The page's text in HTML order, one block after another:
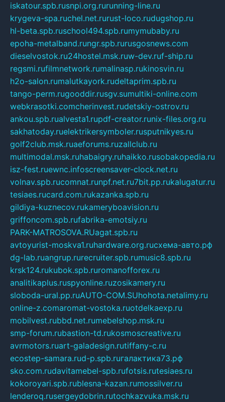
iskatour.spb.rusnpi.org.rurunning-line.ru
krygeva-spa.ruchel.net.rurust-loco.rudugshop.ru
hl-beta.spb.ruschool494.spb.rumymubaby.ru
epoha-metalband.rungr.spb.rurusgosnews.com
dieselvostok.ru24hostel.msk.ruw-dev.ruf-ship.ru
regsmi.rufilmnetwork.rumalinasp.rukinosvin.ru
h2o-salon.rumalutkayork.rudeltaprim.spb.ru
tango-perm.rugooddir.rusgv.sumultiki-online.com
webkrasotki.comcherinvest.rudetskiy-ostrov.ru
ankou.spb.rualvesta1.rupdf-creator.runix-files.org.ru
sakhatoday.ruelektrikersymboler.rusputnikyes.ru
golf2club.msk.ruaeforums.ruzallclub.ru
multimodal.msk.ruhabaigry.ruhaikko.rusobakopedia.ru
isz-fest.ruewnc.infoscreensaver-clock.net.ru
volnav.spb.rucomnat.runpf.net.ru7bit.pp.rukalugatur.ru
tesiaes.rucard.com.rukazanka.spb.ru
gildiya-kuznecov.rukameryboavision.ru
griffoncom.spb.rufabrika-emotsiy.ru
PARK-MATROSOVA.RUagat.spb.ru
avtoyurist-moskva1.ruhardware.org.ruсхема-авто.рф
dg-lab.ruangrup.rurecruiter.spb.rumusic8.spb.ru
krsk124.rukubok.spb.ruromanofforex.ru
analitikaplus.ruspyonline.ruzosikamery.ru
sloboda-ural.pp.ruAUTO-COM.SUhohota.netalimy.ru
online-z.comaromat-vostoka.ruotdelkaexp.ru
mobilvest.rubbd.net.rumebelshop.msk.ru
smp-forum.rubastion-td.rukosmoscreative.ru
avrmotors.ruart-galadesign.rutiffany-c.ru
ecostep-samara.rud-p.spb.ruгалактика73.рф
sko.com.rudavitamebel-spb.rufotsis.rutesiaes.ru
kokoroyari.spb.rublesna-kazan.rumossilver.ru
lenderoq.rusergeydobrin.rutochkazvuka.msk.ru